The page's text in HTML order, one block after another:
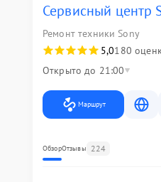
Сервисный центр
Ремонт техники Sony
5,0180
Открыто до 21:00
Маршрут
ОбзорОтзывы 224